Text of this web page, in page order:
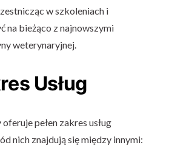
w szkoleniach i
na bieżąco z najnowszymi
weterynaryjnej.
Usług
pełen zakres usług
nich znajdują się między innymi: